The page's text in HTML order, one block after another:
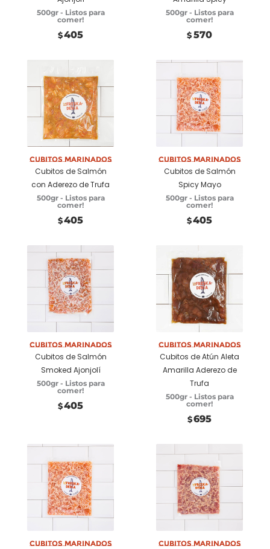
500gr - Listos para
comer!
$405
500gr - Listos para
comer!
$ 570
Añadir a
carrito
Cubitos marinados
Cubitos de Salmón
con Aderezo de Trufa
500gr - Listos para
comer!
$405
Añadir a
carrito
Cubitos marinados
Cubitos de Salmón
Spicy Mayo
500gr - Listos para
comer!
$405
Añadir a
Cubitos marinados
Cubitos de Salmón
Smoked Ajonjolí
500gr - Listos para
comer!
$405
Añadir a
carrito
Cubitos marinados
Cubitos de Atún Aleta
Amarilla Aderezo de
Trufa
500gr - Listos para
comer!
$695
Añadir a
carrito
Cubitos marinados
Añadir a
carrito
Cubitos marinados